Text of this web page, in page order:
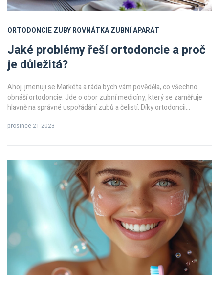
ORTODONCIEZUBYROVNÁTKAZUBNÍ APARÁT
Jaké problémy řeší ortodoncie a proč
je důležitá?
Ahoj, jmenuji se Markéta a ráda bych vám pověděla, co všechno
obnáší ortodoncie. Jde o obor zubní medicíny, který se zaměřuje
hlavně na správné uspořádání zubů a čelistí. Díky ortodoncii
skusem nebo složitějšími vývojovými vadami. Jak osobně mohu
správný úsměv dokáže otevřít mnohé dveře!
prosince 21 2023